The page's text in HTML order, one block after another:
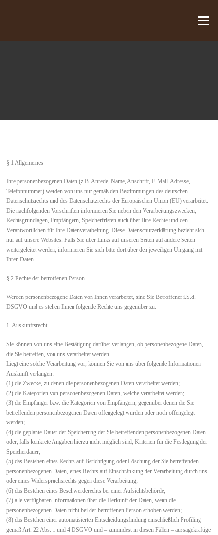
Menü
§ 1 Allgemeines
Ihre personenbezogenen Daten (z.B. Anrede, Name, Anschrift, E-Mail-Adresse,
Telefonnummer) werden von uns nur gemäß den Bestimmungen des deutschen
Datenschutzrechts und des Datenschutzrechts der Europäischen Union (EU) verarbeitet.
Die nachfolgenden Vorschriften informieren Sie neben den Verarbeitungszwecken,
Rechtsgrundlagen, Empfängern, Speicherfristen auch über Ihre Rechte und den
Verantwortlichen für Ihre Datenverarbeitung. Diese Datenschutzerklärung bezieht sich
nur auf unsere Websites. Falls Sie über Links auf unseren Seiten auf andere Seiten
weitergeleitet werden, informieren Sie sich bitte dort über den jeweiligen Umgang mit
Ihren Daten.
§ 2 Rechte der betroffenen Person
Werden personenbezogene Daten von Ihnen verarbeitet, sind Sie Betroffener i.S.d.
DSGVO und es stehen Ihnen folgende Rechte uns gegenüber zu:
1. Auskunftsrecht
Sie können von uns eine Bestätigung darüber verlangen, ob personenbezogene Daten,
die Sie betreffen, von uns verarbeitet werden.
Liegt eine solche Verarbeitung vor, können Sie von uns über folgende Informationen
Auskunft verlangen:
(1) die Zwecke, zu denen die personenbezogenen Daten verarbeitet werden;
(2) die Kategorien von personenbezogenen Daten, welche verarbeitet werden;
(3) die Empfänger bzw. die Kategorien von Empfängern, gegenüber denen die Sie
betreffenden personenbezogenen Daten offengelegt wurden oder noch offengelegt
werden;
(4) die geplante Dauer der Speicherung der Sie betreffenden personenbezogenen Daten
oder, falls konkrete Angaben hierzu nicht möglich sind, Kriterien für die Festlegung der
Speicherdauer;
(5) das Bestehen eines Rechts auf Berichtigung oder Löschung der Sie betreffenden
personenbezogenen Daten, eines Rechts auf Einschränkung der Verarbeitung durch uns
oder eines Widerspruchsrechts gegen diese Verarbeitung;
(6) das Bestehen eines Beschwerderechts bei einer Aufsichtsbehörde;
(7) alle verfügbaren Informationen über die Herkunft der Daten, wenn die
personenbezogenen Daten nicht bei der betroffenen Person erhoben werden;
(8) das Bestehen einer automatisierten Entscheidungsfindung einschließlich Profiling
gemäß Art. 22 Abs. 1 und 4 DSGVO und – zumindest in diesen Fällen – aussagekräftige